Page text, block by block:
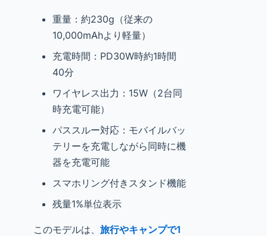
重量：約230g（従来の
10,000mAhより軽量）
充電時間：PD30W時約1時間
40分
ワイヤレス出力：15W（2台同
時充電可能）
パススルー対応：モバイルバッ
テリーを充電しながら同時に機
器を充電可能
スマホリング付きスタンド機能
残量1%単位表示
このモデルは、 旅行やキャンプで1